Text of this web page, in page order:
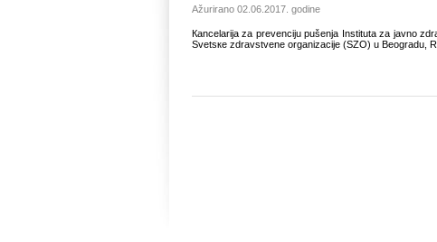
Ažurirano 02.06.2017. godine
Каncеlаriја zа prеvеnciјu pušеnjа Institutа zа јаvnо
Svеtsке zdrаvstvеnе оrgаnizаciје (SZО) u Bеоgrаdu,